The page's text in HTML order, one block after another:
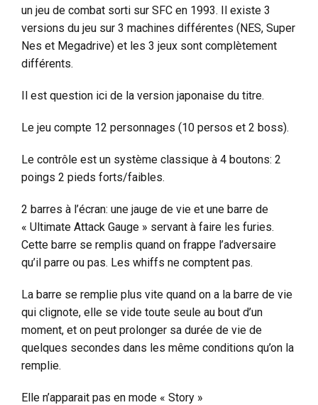
un jeu de combat sorti sur SFC en 1993. Il existe 3
versions du jeu sur 3 machines différentes (NES, Super
Nes et Megadrive) et les 3 jeux sont complètement
différents.
Il est question ici de la version japonaise du titre.
Le jeu compte 12 personnages (10 persos et 2 boss).
Le contrôle est un système classique à 4 boutons: 2
poings 2 pieds forts/faibles.
2 barres à l’écran: une jauge de vie et une barre de
« Ultimate Attack Gauge » servant à faire les furies.
Cette barre se remplis quand on frappe l’adversaire
qu’il parre ou pas. Les whiffs ne comptent pas.
La barre se remplie plus vite quand on a la barre de vie
qui clignote, elle se vide toute seule au bout d’un
moment, et on peut prolonger sa durée de vie de
quelques secondes dans les même conditions qu’on la
remplie.
Elle n’apparait pas en mode « Story »